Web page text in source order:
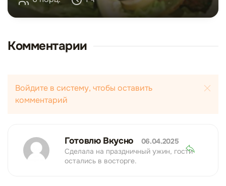
Комментарии
Войдите в систему, чтобы оставить
комментарий
Готовлю Вкусно
06.04.2025
Сделала на праздничный ужин, гости
остались в восторге.